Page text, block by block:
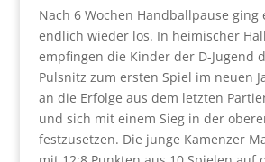
Nach 6 Wochen Handballpause ging
endlich wieder los. In heimischer
empfingen die Kinder der D-Jugend
Pulsnitz zum ersten Spiel im neuen
an die Erfolge aus dem letzten
und sich mit einem Sieg in der
festzusetzen. Die junge Kamenzer